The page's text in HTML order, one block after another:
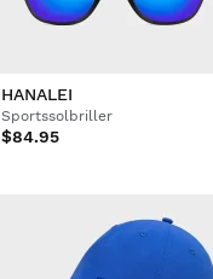
HANALEI
Sportssolbriller
$84.95